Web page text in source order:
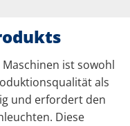
ist sowohl
als
und erfordert den
Diese